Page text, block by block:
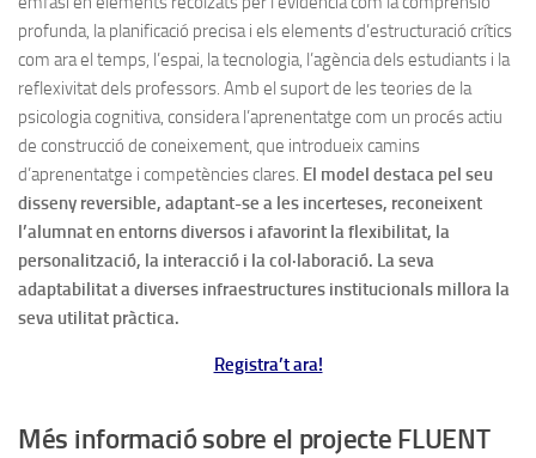
profunda, la planificació precisa i els elements d’estructuració crítics
com ara el temps, l’espai, la tecnologia, l’agència dels estudiants i la
reflexivitat dels professors. Amb el suport de les teories de la
psicologia cognitiva, considera l’aprenentatge com un procés actiu
de construcció de coneixement, que introdueix camins
d’aprenentatge i competències clares. El model destaca pel seu
disseny reversible, adaptant-se a les incerteses, reconeixent
l’alumnat en entorns diversos i afavorint la flexibilitat, la
personalització, la interacció i la col·laboració. La seva
adaptabilitat a diverses infraestructures institucionals millora la
seva utilitat pràctica.
Registra’t ara!
Més informació sobre el projecte FLUENT